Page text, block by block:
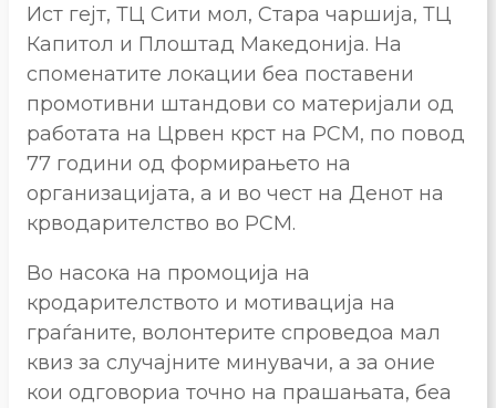
Ист гејт, ТЦ Сити мол, Стара чаршија, ТЦ
Капитол и Плоштад Македонија. На
споменатите локации беа поставени
промотивни штандови со материјали од
работата на Црвен крст на РСМ, по повод
77 години од формирањето на
организацијата, а и во чест на Денот на
крводарителство во РСМ.
Во насока на промоција на
кродарителството и мотивација на
граѓаните, волонтерите спроведоа мал
квиз за случајните минувачи, а за оние
кои одговориа точно на прашањата, беа